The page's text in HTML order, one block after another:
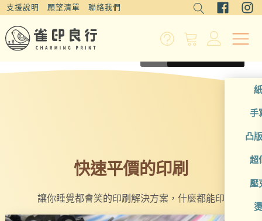
支援說明 願望清單 聯絡我們
手
凸
超
壓
快速平價的印刷
讓你睡覺都會笑的印刷解決方案，什麼都能印